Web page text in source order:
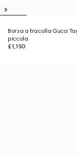
Borsa a tracolla Gucci
piccola
£1,150